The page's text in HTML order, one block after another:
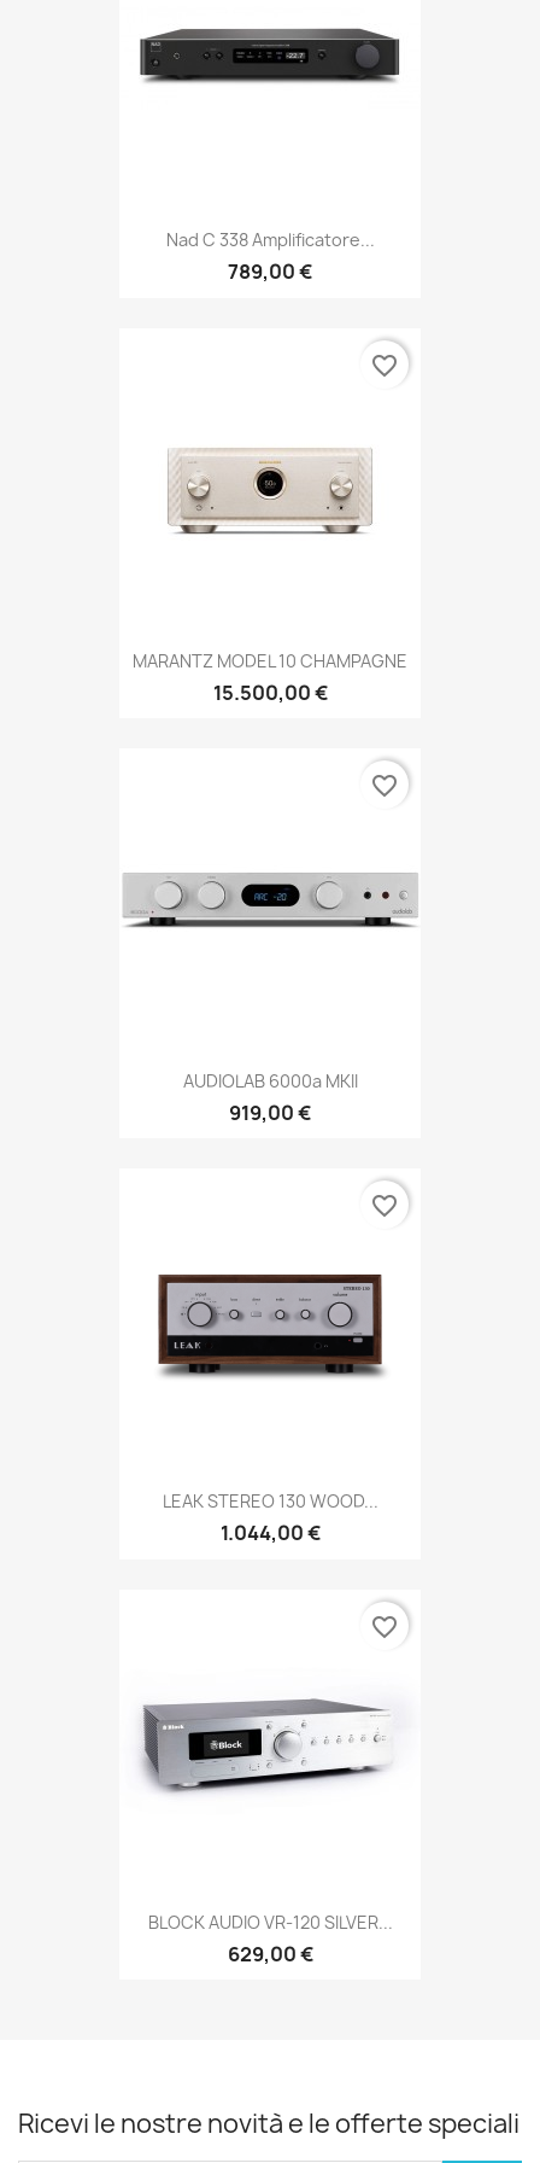
Nad C 338 Amplificatore...
789,00 €
MARANTZ MODEL 10 CHAMPAGNE
15.500,00 €
favorite_border
AUDIOLAB 6000a MKII
919,00 €
favorite_border
LEAK STEREO 130 WOOD...
1.044,00 €
favorite_border
BLOCK AUDIO VR-120 SILVER...
629,00 €
favorite_border
Ricevi le nostre novità e le offerte speciali